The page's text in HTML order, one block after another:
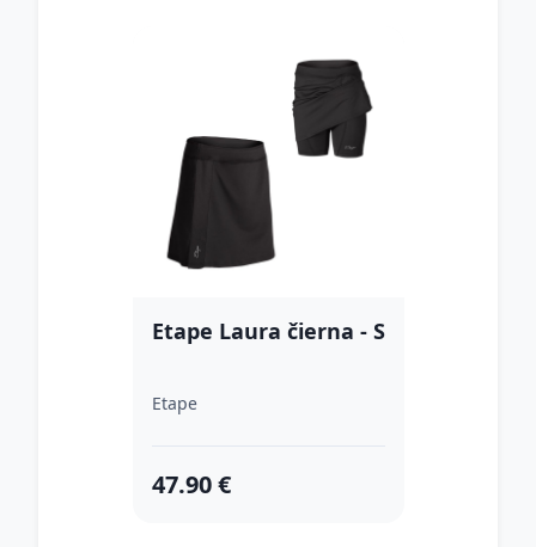
Etape Laura čierna - S
Etape
47.90 €